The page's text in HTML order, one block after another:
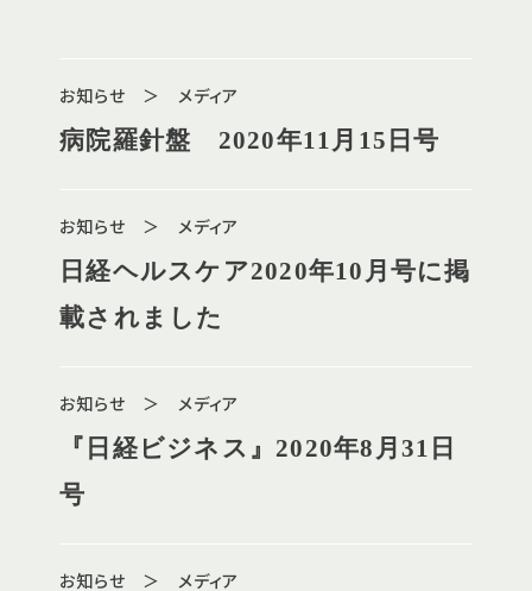
お知らせ ＞ メディア
病院羅針盤 2020年11月15日号
お知らせ ＞ メディア
日経ヘルスケア2020年10月号に掲
載されました
お知らせ ＞ メディア
『日経ビジネス』2020年8月31日
号
お知らせ ＞ メディア